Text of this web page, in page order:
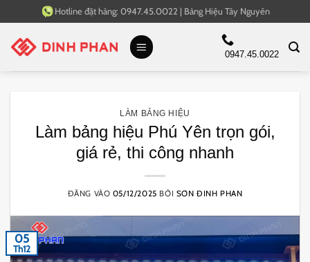
qua
nội
Hotline đặt hàng: 0947.45.0022 | Bảng Hiệu Tây Nguyên
0947.45.0022
LÀM BẢNG HIỆU
Làm bảng hiệu Phú Yên trọn gói,
giá rẻ, thi công nhanh
ĐĂNG VÀO 05/12/2025 BỞI SƠN ĐINH PHAN
05
Th12